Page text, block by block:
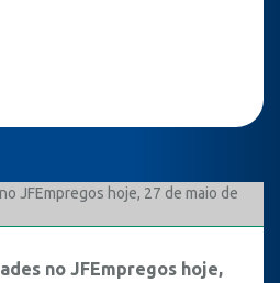
no JFEmpregos hoje,